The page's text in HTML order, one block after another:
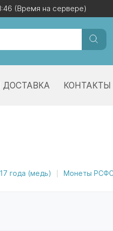
(Время на сервере)
ДОСТАВКА КОНТАКТЫ
(Время на сервере)
года (медь) Монеты